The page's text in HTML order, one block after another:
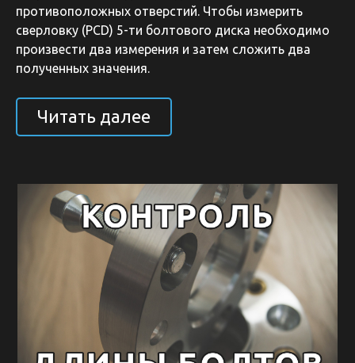
противоположных отверстий. Чтобы измерить
сверловку (PCD) 5-ти болтового диска необходимо
произвести два измерения и затем сложить два
полученных значения.
Читать далее